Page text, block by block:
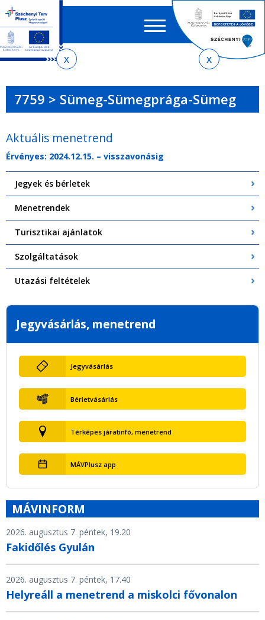
menetrendkeresőhöz
almenühöz
tartalomra
oldaltérképre
EN HU
űrlap
7759 > Sümeg-Sümegprága-Sümeg
Aktuális menetrend
Érvényes: 2024.12.15. – visszavonásig
Jegyek és bérletek
Menetrendek
Turisztikai ajánlatok
Szolgáltatások
Utazási feltételek
Jegyvásárlás, menetrend
Jegyvásárlás
Bérletvásárlás
Térképes járatinfó, menetrend
MÁVPlusz app
MÁVINFORM
2026. augusztus 7. péntek, 19.20
Fakidőlés Gyulán
2026. augusztus 7. péntek, 17.40
Helyreáll a menetrend a miskolci fővonalon